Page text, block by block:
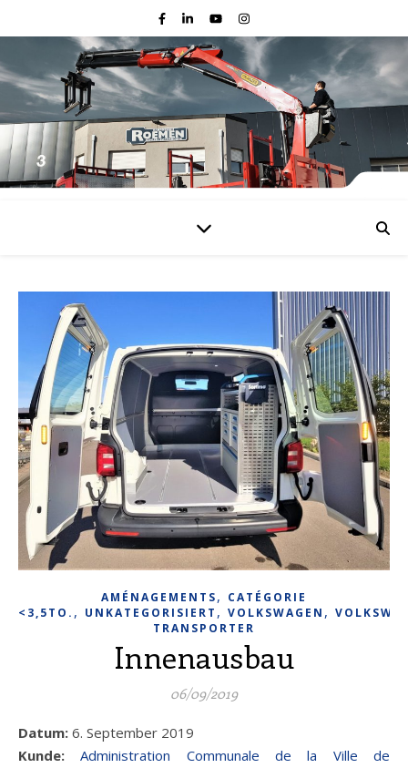
AMÉNAGEMENTS, CATÉGORIE
<3,5TO. , UNKATEGORISIERT , VOLKSWAGEN ,
TRANSPORTER
Innenausbau
06/09/2019
Datum: 6. September 2019
Kunde:Administration Communale de la Ville de